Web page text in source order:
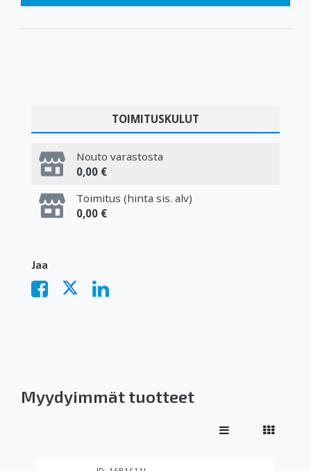
TOIMITUSKULUT
Nouto varastosta
0,00 €
Toimitus (hinta sis. alv)
0,00 €
Jaa
Myydyimmät tuotteet